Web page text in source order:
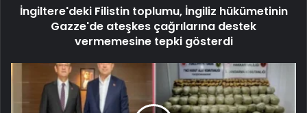
İngiltere'deki Filistin toplumu, İngiliz hükümetinin
Gazze'de ateşkes çağrılarına destek
vermemesine tepki gösterdi